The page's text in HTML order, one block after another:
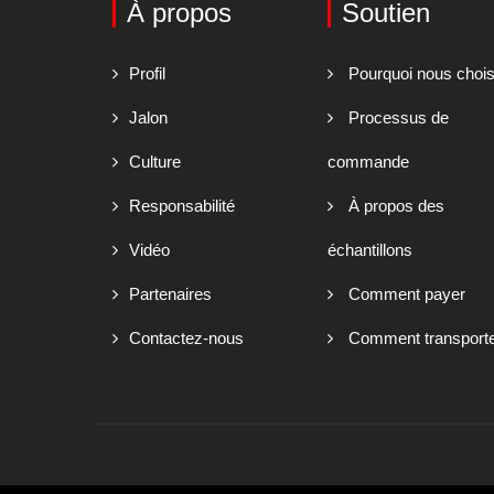
À propos
Profil
Jalon
Culture
Responsabilité
Vidéo
Partenaires
Contactez-nous
Soutien
Pourquoi nous
Processus de
commande
À propos des
échantillons
Comment payer
Comment